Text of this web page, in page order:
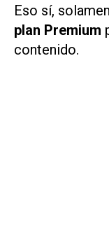
Eso sí,
plan Premium
contenido.